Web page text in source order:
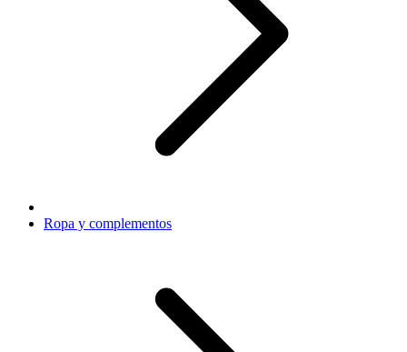
Ropa y complementos